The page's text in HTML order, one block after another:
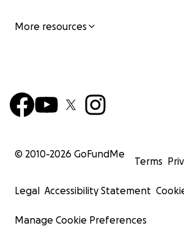
More resources
© 2010-2026 GoFundMe
Terms
Legal Accessibility Statement
Manage Cookie Preferences